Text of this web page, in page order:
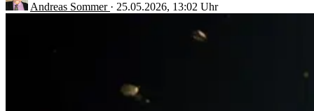
Andreas Sommer · 25.05.2026, 13:02 Uhr